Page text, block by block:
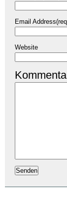
Email
Website